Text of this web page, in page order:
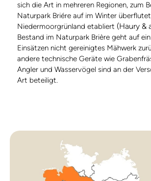
sich die Art in mehreren Regionen, zum
Naturpark Briére auf im Winter
Niedermoorgrünland etabliert (Haury &
Bestand im Naturpark Brière geht auf
Einsätzen nicht gereinigtes Mähwerk
andere technische Geräte wie
Angler und Wasservögel sind an der
Art beteiligt.